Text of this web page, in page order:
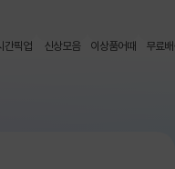
간픽업 신상모음 이상품어때 무료